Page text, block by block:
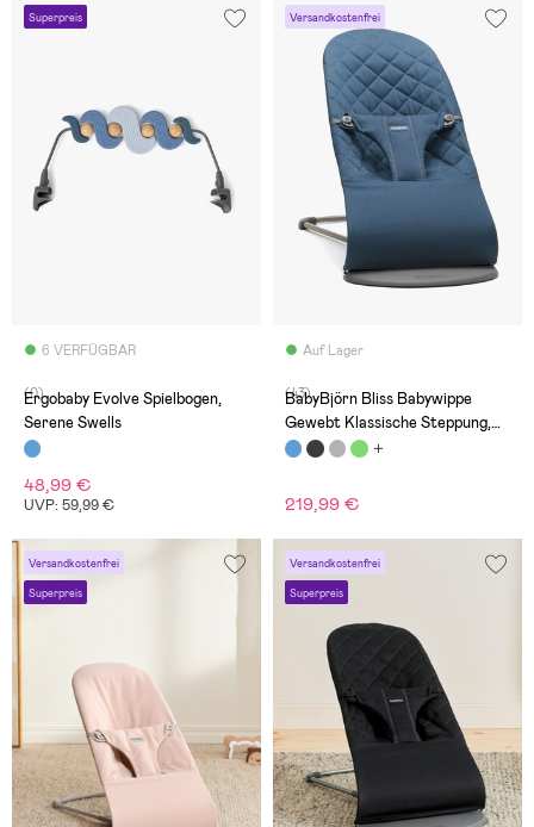
Superpreis
6 VERFÜGBAR
(0)
Ergobaby Evolve Spielbogen,
Serene Swells
48,99 €
UVP: 59,99 €
Versandkostenfrei
Auf Lager
(43)
BabyBjörn Bliss Babywippe
Gewebt Klassische Steppung,
Mitternachtsblau
219,99 €
Versandkostenfrei
Superpreis
Versandkostenfrei
Superpreis